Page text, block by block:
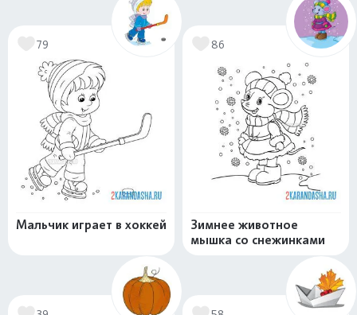
79
Мальчик играет в хоккей
86
Зимнее животное
мышка со снежинками